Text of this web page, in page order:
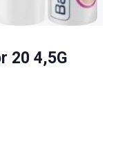
20 4,5G